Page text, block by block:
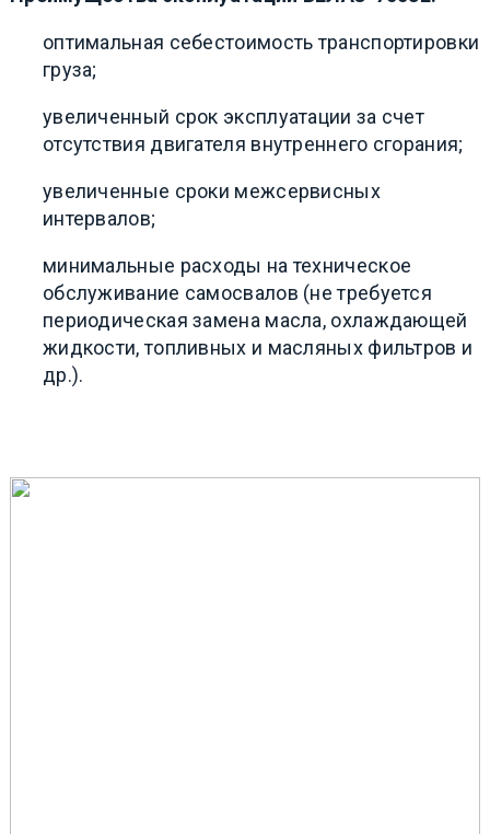
оптимальная себестоимость транспортировки
груза;
увеличенный срок эксплуатации за счет
отсутствия двигателя внутреннего сгорания;
увеличенные сроки межсервисных
интервалов;
минимальные расходы на техническое
обслуживание самосвалов (не требуется
периодическая замена масла, охлаждающей
жидкости, топливных и масляных фильтров и
др.).